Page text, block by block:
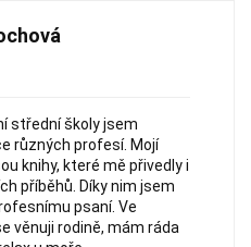
střední školy jsem
různých profesí. Mojí
knihy, které mě přivedly i
příběhů. Díky nim jsem
psaní. Ve
věnuji rodině, mám ráda